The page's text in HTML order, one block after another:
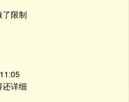
限制
详细